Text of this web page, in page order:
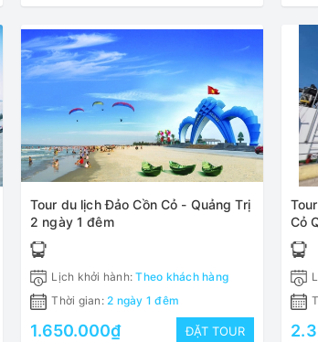
Tour du lịch Đảo Cồn Cỏ - Quảng Trị
2 ngày 1 đêm
Lịch khởi hành:Theo khách hàng
Thời gian: 2 ngày 1 đêm
1.650.000₫ ĐẶT TOUR
Cỏ